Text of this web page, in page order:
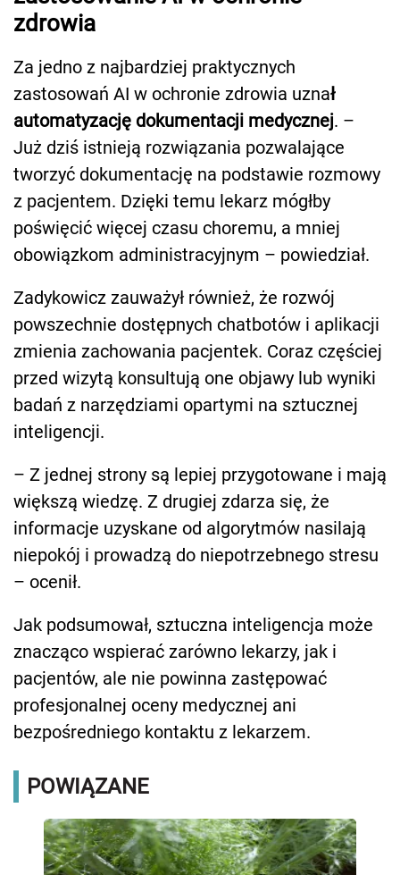
zdrowia
Za jedno z najbardziej praktycznych
zastosowań AI w ochronie zdrowia uznał
automatyzację dokumentacji medycznej. –
Już dziś istnieją rozwiązania pozwalające
tworzyć dokumentację na podstawie rozmowy
z pacjentem. Dzięki temu lekarz mógłby
poświęcić więcej czasu choremu, a mniej
obowiązkom administracyjnym – powiedział.
Zadykowicz zauważył również, że rozwój
powszechnie dostępnych chatbotów i aplikacji
zmienia zachowania pacjentek. Coraz częściej
przed wizytą konsultują one objawy lub wyniki
badań z narzędziami opartymi na sztucznej
inteligencji.
– Z jednej strony są lepiej przygotowane i mają
większą wiedzę. Z drugiej zdarza się, że
informacje uzyskane od algorytmów nasilają
niepokój i prowadzą do niepotrzebnego stresu
– ocenił.
Jak podsumował, sztuczna inteligencja może
znacząco wspierać zarówno lekarzy, jak i
pacjentów, ale nie powinna zastępować
profesjonalnej oceny medycznej ani
bezpośredniego kontaktu z lekarzem.
POWIĄZANE